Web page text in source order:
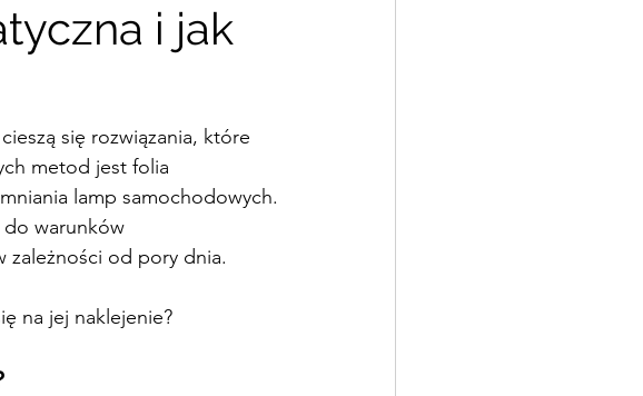
i jak
się rozwiązania, które
metod jest folia
lamp samochodowych.
warunków
zależności od pory dnia.
na jej naklejenie?